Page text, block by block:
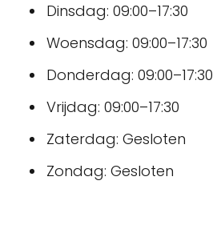
Dinsdag: 09:00–17:30
Woensdag: 09:00–17:30
Donderdag: 09:00–17:30
Vrijdag: 09:00–17:30
Zaterdag: Gesloten
Zondag: Gesloten